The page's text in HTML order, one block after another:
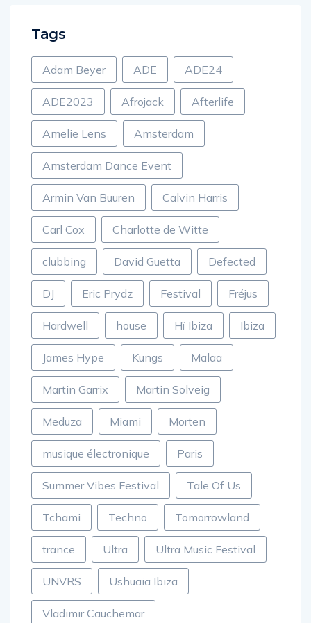
Adam Beyer ADE ADE24
ADE2023 Afrojack Afterlife
Amelie Lens Amsterdam
Amsterdam Dance Event
Armin Van Buuren Calvin Harris
Carl Cox Charlotte de Witte
clubbing David Guetta Defected
DJ Eric Prydz Festival Fréjus
Hardwell house Hï Ibiza Ibiza
James Hype Kungs Malaa
Martin Garrix Martin Solveig
Meduza Miami Morten
musique électronique Paris
Summer Vibes Festival Tale Of Us
Tchami Techno Tomorrowland
trance Ultra Ultra Music Festival
UNVRS Ushuaia Ibiza